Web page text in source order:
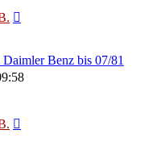
Benz bis 07/81